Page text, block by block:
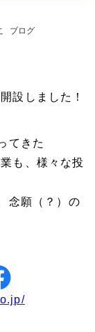
ブログ
設しました！
てきた
も、様々な投
念願（？）の